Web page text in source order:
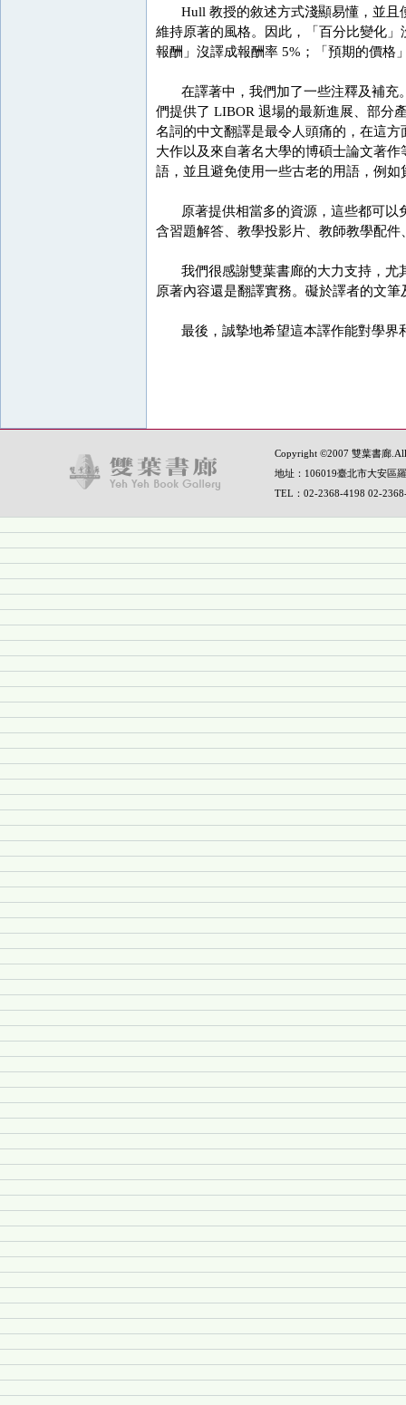
Hull 教授的敘述方式淺顯易懂，並且
維持原著的風格。因此，「百分比變化
報酬」沒譯成報酬率 5%；「預期的價格
在譯著中，我們加了一些注釋及補充
們提供了 LIBOR 退場的最新進展、部分
名詞的中文翻譯是最令人頭痛的，在這
大作以及來自著名大學的博碩士論文著
語，並且避免使用一些古老的用語，例
原著提供相當多的資源，這些都可以
含習題解答、教學投影片、教師教學配
我們很感謝雙葉書廊的大力支持，尤
原著內容還是翻譯實務。礙於譯者的文
最後，誠摯地希望這本譯作能對學界
Copyright ©2007 雙葉書廊.All
地址：106019臺北市大安區
TEL：02-2368-4198 02-